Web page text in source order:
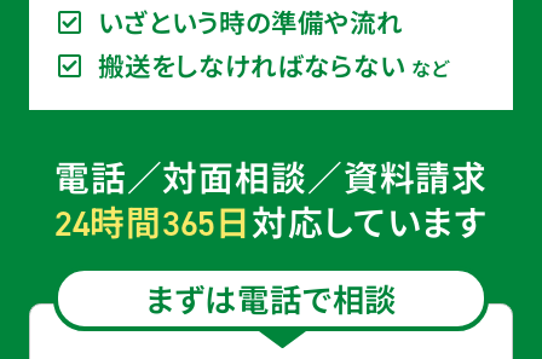
いざという時の準備や流れ
搬送をしなければならない など
電話／対面相談／資料請求
24時間365日対応しています
まずは電話で相談